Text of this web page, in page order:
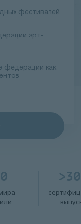
фестивалей
арт-
федерации как